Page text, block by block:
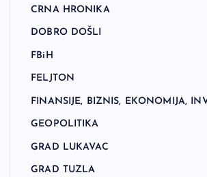
CRNA HRONIKA
DOBRO DOŠLI
FBiH
FELJTON
FINANSIJE, BIZNIS, EKONOMIJA,
GEOPOLITIKA
GRAD LUKAVAC
GRAD TUZLA